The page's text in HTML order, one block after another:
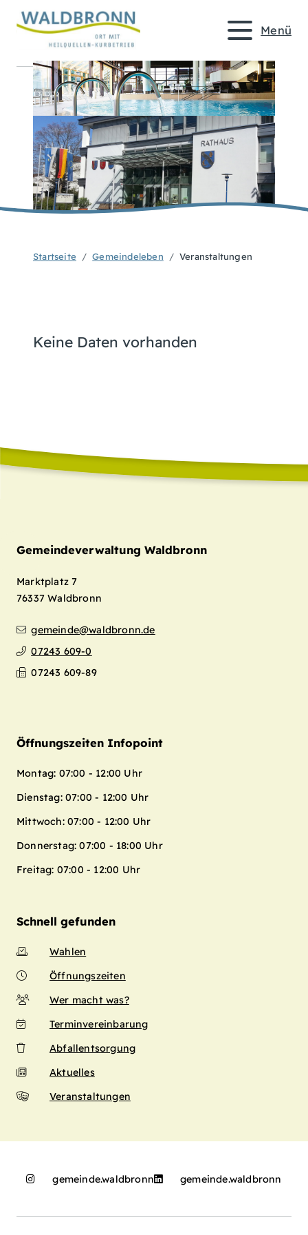
Menü
Startseite Gemeindeleben Veranstaltungen
Keine Daten vorhanden
Gemeindeverwaltung Waldbronn
Marktplatz 7
76337 Waldbronn
gemeinde@waldbronn.de
07243 609-0
07243 609-89
Öffnungszeiten Infopoint
Montag: 07:00 - 12:00 Uhr
Dienstag: 07:00 - 12:00 Uhr
Mittwoch: 07:00 - 12:00 Uhr
Donnerstag: 07:00 - 18:00 Uhr
Freitag: 07:00 - 12:00 Uhr
Schnell gefunden
Wahlen
Öffnungszeiten
Wer macht was?
Terminvereinbarung
Abfallentsorgung
Aktuelles
Veranstaltungen
gemeinde.waldbronn gemeinde.waldbronn